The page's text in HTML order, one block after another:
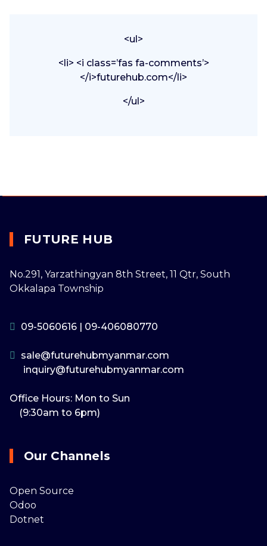
<ul>
<li> <i class=’fas fa-comments’>
</i>futurehub.com</li>
</ul>
FUTURE HUB
No.291, Yarzathingyan 8th Street, 11 Qtr, South
Okkalapa Township
09-5060616 09-406080770
sale@futurehubmyanmar.com
inquiry@futurehubmyanmar.com
Office Hours: Mon to Sun
(9:30am to 6pm)
Our Channels
Open Source
Odoo
Dotnet